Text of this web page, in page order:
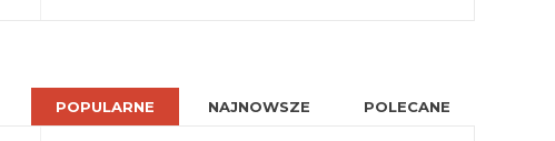
POPULARNE NAJNOWSZE POLECANE